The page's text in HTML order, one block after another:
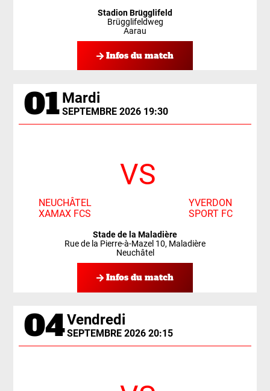
Stadion Brügglifeld
Brügglifeldweg
Aarau
Infos du match
01Mardi
SEPTEMBRE 2026 19:30
NEUCHÂTEL
XAMAX FCS
VS
YVERDON
SPORT FC
Stade de la Maladière
Rue de la Pierre-à-Mazel 10, Maladière
Neuchâtel
Infos du match
04Vendredi
SEPTEMBRE 2026 20:15